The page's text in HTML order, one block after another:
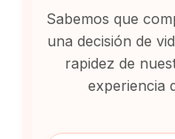
Sabemos que
una decisión de
rapidez de
experiencia